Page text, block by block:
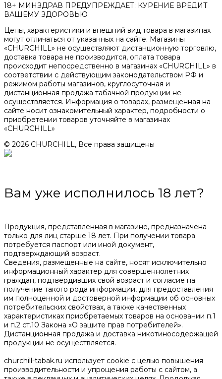
18+ МИНЗДРАВ ПРЕДУПРЕЖДАЕТ: КУРЕНИЕ ВРЕДИТ
ВАШЕМУ ЗДОРОВЬЮ
Цены, характеристики и внешний вид товара в магазинах
могут отличаться от указанных на сайте. Магазины
«CHURCHILL» не осуществляют дистанционную торговлю,
доставка товара не производится, оплата товара
происходит непосредственно в магазинах «CHURCHILL» в
соответствии с действующим законодательством РФ и
режимом работы магазинов, круглосуточная и
дистанционная продажа табачной продукции не
осуществляется. Информация о товарах, размещенная на
сайте носит ознакомительный характер, подробности о
приобретении товаров уточняйте в магазинах
«CHURCHILL»
© 2026 CHURCHILL, Все права защищены
Вам уже исполнилось 18 лет?
Продукция, представленная в магазине, предназначена
только для лиц старше 18 лет. При получении товара
потребуется паспорт или иной документ,
подтверждающий возраст.
Сведения, размещенные на сайте, носят исключительно
информационный характер для совершеннолетних
граждан, подтвердивших свой возраст и согласие на
получение такого рода информации, для предоставления
им полноценной и достоверной информации об основных
потребительских свойствах, а также качественных
характеристиках приобретаемых товаров на основании п.1
и п.2 ст.10 Закона «О защите прав потребителей».
Дистанционная продажа и доставка никотиносодержащей
продукции не осуществляется.
churchill-tabak.ru использует cookie c целью повышения
производительности и упрощения работы с сайтом, а